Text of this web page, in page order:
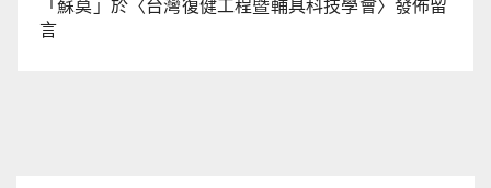
「蘇莫 」於〈台灣復健工程暨輔具科技學會〉發佈留
言